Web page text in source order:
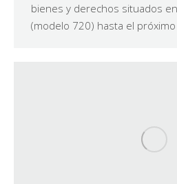
bienes y derechos situados
(modelo 720) hasta el próximo